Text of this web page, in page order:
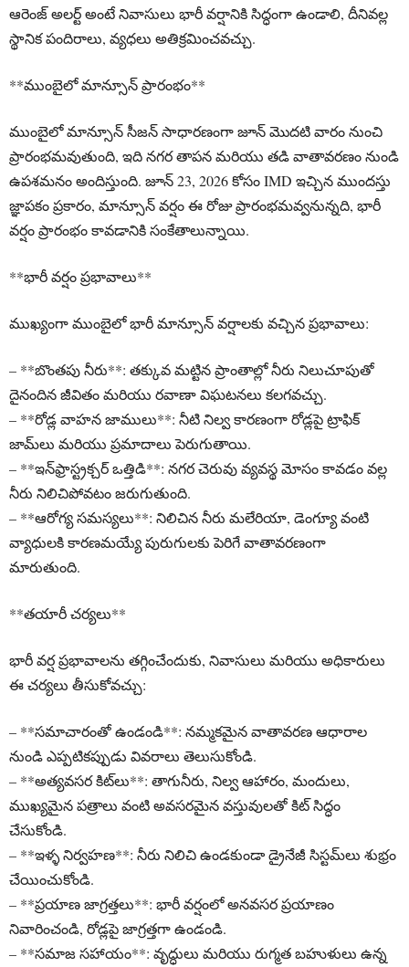
ఆరెంజ్ అలర్ట్ అంటే నివాసులు భారీ వర్షానికి సిద్ధంగా ఉండాలి, దీనివల్ల
స్థానిక పందిరాలు, వ్యధలు అతిక్రమించవచ్చు.
**ముంబైలో మాన్సూన్ ప్రారంభం**
ముంబైలో మాన్సూన్ సీజన్ సాధారణంగా జూన్ మొదటి వారం నుంచి
ప్రారంభమవుతుంది, ఇది నగర తాపన మరియు తడి వాతావరణం నుండి
ఉపశమనం అందిస్తుంది. జూన్ 23, 2026 కోసం IMD ఇచ్చిన ముందస్తు
జ్ఞాపకం ప్రకారం, మాన్సూన్ వర్షం ఈ రోజు ప్రారంభమవ్వనున్నది, భారీ
వర్షం ప్రారంభం కావడానికి సంకేతాలున్నాయి.
**భారీ వర్షం ప్రభావాలు**
ముఖ్యంగా ముంబైలో భారీ మాన్సూన్ వర్షాలకు వచ్చిన ప్రభావాలు:
– **బొంతపు నీరు**: తక్కువ మట్టిన ప్రాంతాల్లో నీరు నిలుచూపుతో
దైనందిన జీవితం మరియు రవాణా విఘటనలు కలగవచ్చు.
– **రోడ్ల వాహన జాములు**: నీటి నిల్వ కారణంగా రోడ్లపై ట్రాఫిక్
జామ్‌లు మరియు ప్రమాదాలు పెరుగుతాయి.
– **ఇన్‌ఫ్రాస్ట్రక్చర్ ఒత్తిడి**: నగర చెరువు వ్యవస్థ మోసం కావడం వల్ల
నీరు నిలిచిపోవటం జరుగుతుంది.
– **ఆరోగ్య సమస్యలు**: నిలిచిన నీరు మలేరియా, డెంగ్యూ వంటి
వ్యాధులకి కారణమయ్యే పురుగులకు పెరిగే వాతావరణంగా
మారుతుంది.
**తయారీ చర్యలు**
భారీ వర్ష ప్రభావాలను తగ్గించేందుకు, నివాసులు మరియు అధికారులు
ఈ చర్యలు తీసుకోవచ్చు:
– **సమాచారంతో ఉండండి**: నమ్మకమైన వాతావరణ ఆధారాల
నుండి ఎప్పటికప్పుడు వివరాలు తెలుసుకోండి.
– **అత్యవసర కిట్‌లు**: తాగునీరు, నిల్వ ఆహారం, మందులు,
ముఖ్యమైన పత్రాలు వంటి అవసరమైన వస్తువులతో కిట్ సిద్ధం
చేసుకోండి.
– **ఇళ్ళ నిర్వహణ**: నీరు నిలిచి ఉండకుండా డ్రైనేజీ సిస్టమ్‌లు శుభ్రం
చేయించుకోండి.
– **ప్రయాణ జాగ్రత్తలు**: భారీ వర్షంలో అనవసర ప్రయాణం
నివారించండి, రోడ్లపై జాగ్రత్తగా ఉండండి.
– **సమాజ సహాయం**: వృద్ధులు మరియు రుగ్మత బహుళులు ఉన్న